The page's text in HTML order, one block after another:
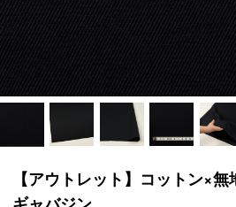
【アウトレット】コットン×